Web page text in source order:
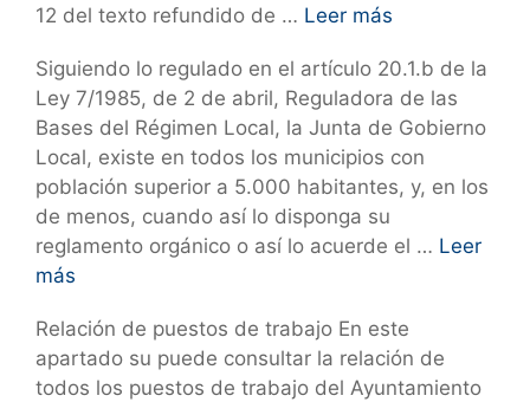
12 del texto refundido de … Leer más
Siguiendo lo regulado en el artículo 20.1.b de la
Ley 7/1985, de 2 de abril, Reguladora de las
Bases del Régimen Local, la Junta de Gobierno
Local, existe en todos los municipios con
población superior a 5.000 habitantes, y, en los
de menos, cuando así lo disponga su
reglamento orgánico o así lo acuerde el … Leer
más
Relación de puestos de trabajo En este
apartado su puede consultar la relación de
todos los puestos de trabajo del Ayuntamiento